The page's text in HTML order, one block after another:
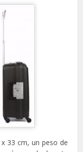
33 cm, un peso de